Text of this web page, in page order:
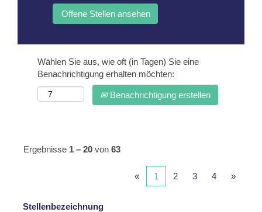
Wählen Sie aus, wie oft (in Tagen) Sie eine
Benachrichtigung erhalten möchten:
Benachrichtigung erstellen
Ergebnisse 1 – 20 von 63
« 1 2 3 4 »
Stellenbezeichnung